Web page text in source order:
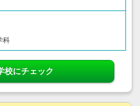
科
校にチェック